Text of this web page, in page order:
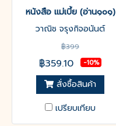
หนังสือ แม่เบี้ย (อ่าน๑๐๑)
วาณิช จรุงกิจอนันต์
฿399
฿359.10 -10%
สั่งซื้อสินค้า
เปรียบเทียบ